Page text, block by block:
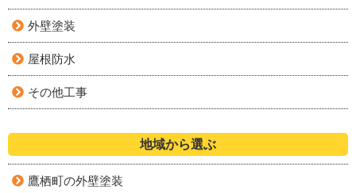
外壁塗装
屋根防水
その他工事
地域から選ぶ
鷹栖町の外壁塗装